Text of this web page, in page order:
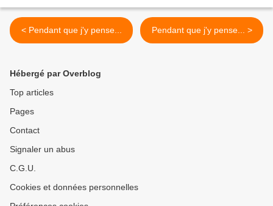
< Pendant que j'y pense... Pendant que j'y pense... >
Hébergé par Overblog
Top articles
Pages
Contact
Signaler un abus
C.G.U.
Cookies et données personnelles